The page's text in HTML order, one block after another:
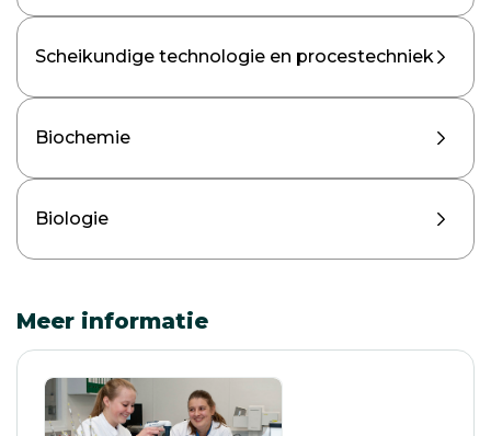
Scheikundige technologie en procestechniek
Biochemie
Biologie
Meer informatie